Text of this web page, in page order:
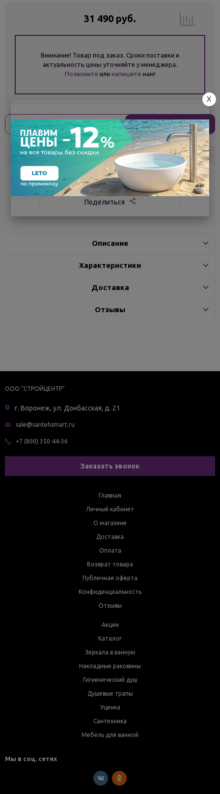
31 490 руб.
Внимание! Товар под заказ. Сроки поставки и
актуальность цены уточняйте у менеджера.
Позвоните или напишите нам!
без переплат 7 873 ₽x 4 платежа
Склад Кол-во Срок поставки
Белгород под заказ 7 - 14 дней
Поделиться
Описание
Характеристики
Доставка
Отзывы
ООО "СТРОЙЦЕНТР"
г. Воронеж, ул. Донбасская, д. 21
sale@santehsmart.ru
+7 (800) 350-44-36
Заказать звонок
Главная
Личный кабинет
О магазине
Доставка
Оплата
Возврат товара
Публичная оферта
Конфиденциальность
Отзывы
Акции
Каталог
Зеркала в ванную
Накладные раковины
Гигиенический душ
Душевые трапы
Уценка
Сантехника
Мебель для ванной
Мы в соц. сетях
X